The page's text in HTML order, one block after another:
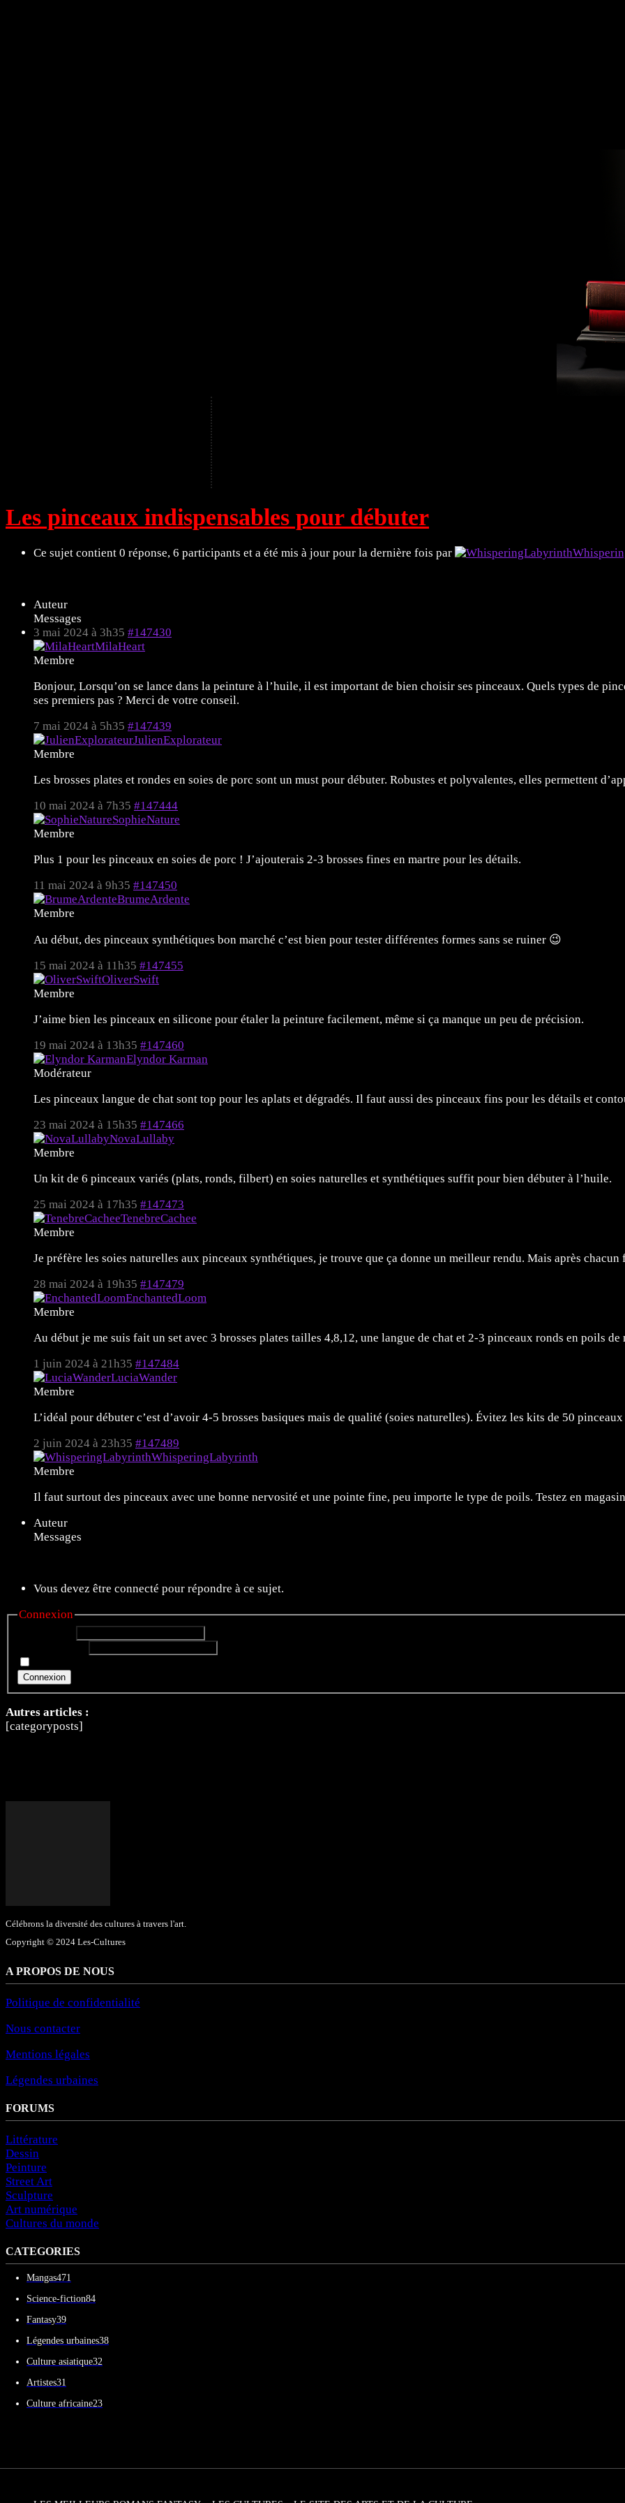
Les pinceaux indispensables pour débuter
Ce sujet contient 0 réponse, 6 participants et a été mis à jour pour la dernière fois par
Auteur
Messages
3 mai 2024 à 3h35 #147430
MilaHeart
Membre
Bonjour, Lorsqu’on se lance dans la peinture à l’huile, il est important de bien choisir ses pinceaux. Quels types de
ses premiers pas ? Merci de votre conseil.
7 mai 2024 à 5h35 #147439
JulienExplorateur
Membre
Les brosses plates et rondes en soies de porc sont un must pour débuter. Robustes et polyvalentes, elles permettent
10 mai 2024 à 7h35 #147444
SophieNature
Membre
Plus 1 pour les pinceaux en soies de porc ! J’ajouterais 2-3 brosses fines en martre pour les détails.
11 mai 2024 à 9h35 #147450
BrumeArdente
Membre
Au début, des pinceaux synthétiques bon marché c’est bien pour tester différentes formes sans se ruiner 😉
15 mai 2024 à 11h35 #147455
OliverSwift
Membre
J’aime bien les pinceaux en silicone pour étaler la peinture facilement, même si ça manque un peu de précision.
19 mai 2024 à 13h35 #147460
Elyndor Karman
Modérateur
Les pinceaux langue de chat sont top pour les aplats et dégradés. Il faut aussi des pinceaux fins pour les détails et
23 mai 2024 à 15h35 #147466
NovaLullaby
Membre
Un kit de 6 pinceaux variés (plats, ronds, filbert) en soies naturelles et synthétiques suffit pour bien débuter à l’huile.
25 mai 2024 à 17h35 #147473
TenebreCachee
Membre
Je préfère les soies naturelles aux pinceaux synthétiques, je trouve que ça donne un meilleur rendu. Mais après
28 mai 2024 à 19h35 #147479
EnchantedLoom
Membre
Au début je me suis fait un set avec 3 brosses plates tailles 4,8,12, une langue de chat et 2-3 pinceaux ronds en poils de
1 juin 2024 à 21h35 #147484
LuciaWander
Membre
L’idéal pour débuter c’est d’avoir 4-5 brosses basiques mais de qualité (soies naturelles). Évitez les kits de 50
2 juin 2024 à 23h35 #147489
WhisperingLabyrinth
Membre
Il faut surtout des pinceaux avec une bonne nervosité et une pointe fine, peu importe le type de poils. Testez en
Auteur
Messages
Vous devez être connecté pour répondre à ce sujet.
Connexion
Connexion
Autres articles :
[categoryposts]
Célébrons la diversité des cultures à travers l'art.
Copyright © 2024 Les-Cultures
A PROPOS DE NOUS
Politique de confidentialité
Nous contacter
Mentions légales
Légendes urbaines
FORUMS
Littérature
Dessin
Peinture
Street Art
Sculpture
Art numérique
Cultures du monde
CATEGORIES
Mangas471
Science-fiction84
Fantasy39
Légendes urbaines38
Culture asiatique32
Artistes31
Culture africaine23